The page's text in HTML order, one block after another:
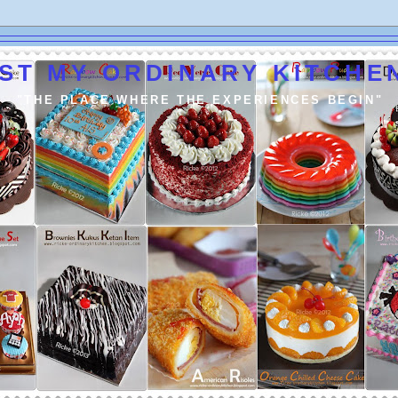
MY ORDINARY
"THE PLACE WHERE THE EXPERIENCES BEGIN"